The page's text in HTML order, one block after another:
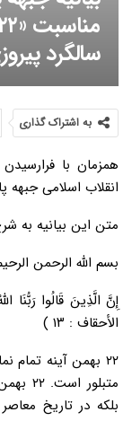
سالگرد
به اشتراک گذاری
انقلاب اسلامی جبهه
متن این بیانیه به
بسم الله الرحمن
إِنَّ الَّذِینَ قَالُوا رَبُّنَا
الأحقاف : ۱۳ )
۲۲ بهمن آینه
بلکه در تاریخ